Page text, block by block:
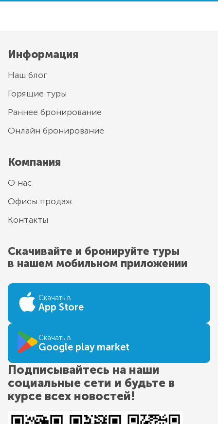
Информация
Наш блог
Горящие туры
Раннее бронирование
Онлайн бронирование
Компания
О нас
Офисы продаж
Контакты
Скачивайте и бронируйте туры
в нашем мобильном приложении
Скачать в
App Store
Скачать в
Google play market
Подписывайтесь на наши
социальные сети и будьте в
курсе всех новостей!